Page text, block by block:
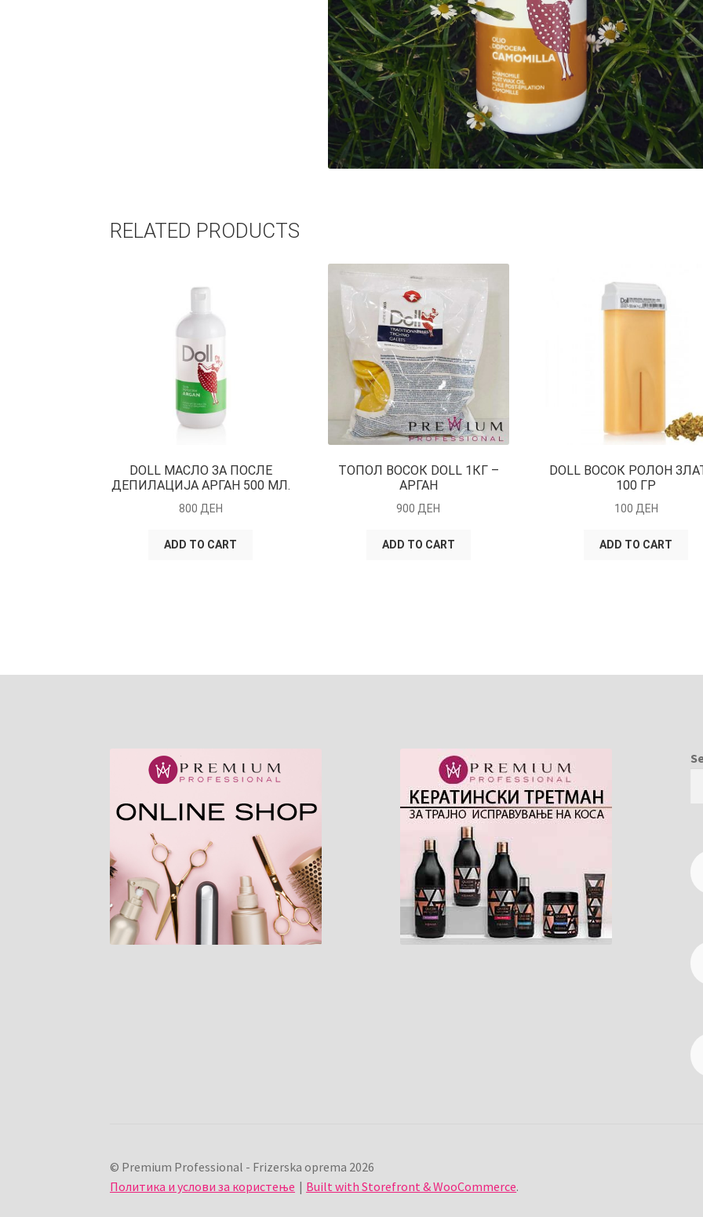
RELATED PRODUCTS
DOLL МАСЛО ЗА ПОСЛЕ
ДЕПИЛАЦИЈА АРГАН 500 МЛ.
800 ДЕН
ADD TO CART
ТОПОЛ ВОСОК DOLL 1КГ –
АРГАН
900 ДЕН
ADD TO CART
DOLL ВОСОК РОЛОН
100 ГР
100 ДЕН
ADD TO CART
© Premium Professional - Frizerska oprema 2026
Политика и услови за користење
Built with Storefront & WooCommerce.